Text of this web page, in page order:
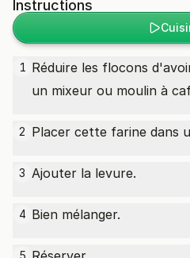
Instructions
1 Réduire les flocons
un mixeur ou moulin à
2 Placer cette farine dans
3 Ajouter la levure.
4 Bien mélanger.
5